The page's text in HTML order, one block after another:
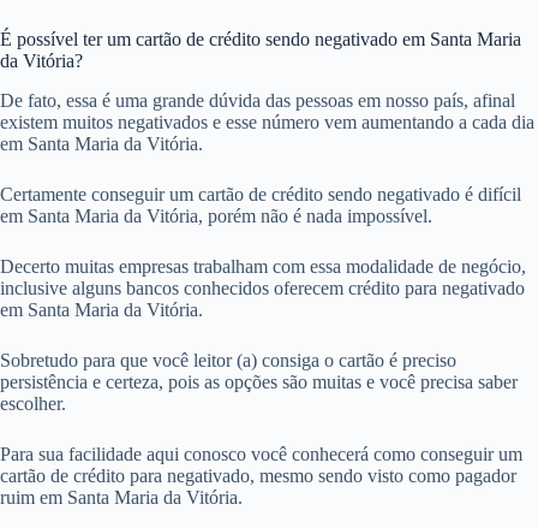
É possível ter um cartão de crédito sendo negativado em Santa Maria
da Vitória?
De fato, essa é uma grande dúvida das pessoas em nosso país, afinal
existem muitos negativados e esse número vem aumentando a cada dia
em Santa Maria da Vitória.
Certamente conseguir um cartão de crédito sendo negativado é difícil
em Santa Maria da Vitória, porém não é nada impossível.
Decerto muitas empresas trabalham com essa modalidade de negócio,
inclusive alguns bancos conhecidos oferecem crédito para negativado
em Santa Maria da Vitória.
Sobretudo para que você leitor (a) consiga o cartão é preciso
persistência e certeza, pois as opções são muitas e você precisa saber
escolher.
Para sua facilidade aqui conosco você conhecerá como conseguir um
cartão de crédito para negativado, mesmo sendo visto como pagador
ruim em Santa Maria da Vitória.